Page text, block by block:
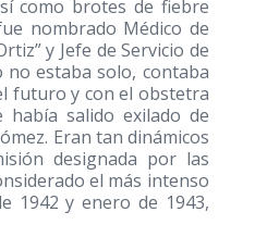
como brotes de fiebre
nombrado Médico de
y Jefe de Servicio de
no estaba solo, contaba
futuro y con el obstetra
había salido exilado de
Eran tan dinámicos
designada por las
el más intenso
1942 y enero de 1943,